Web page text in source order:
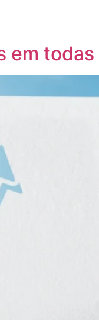
em todas